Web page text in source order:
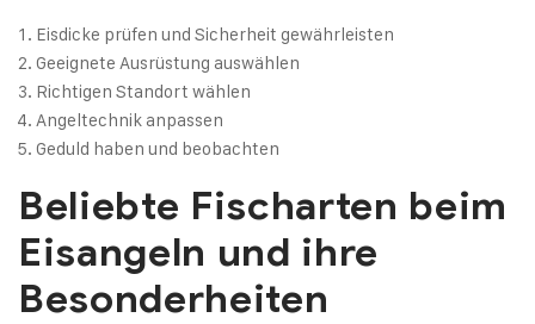
Eisdicke prüfen und Sicherheit gewährleisten
Geeignete Ausrüstung auswählen
Richtigen Standort wählen
Angeltechnik anpassen
Geduld haben und beobachten
Beliebte Fischarten beim
Eisangeln und ihre
Besonderheiten